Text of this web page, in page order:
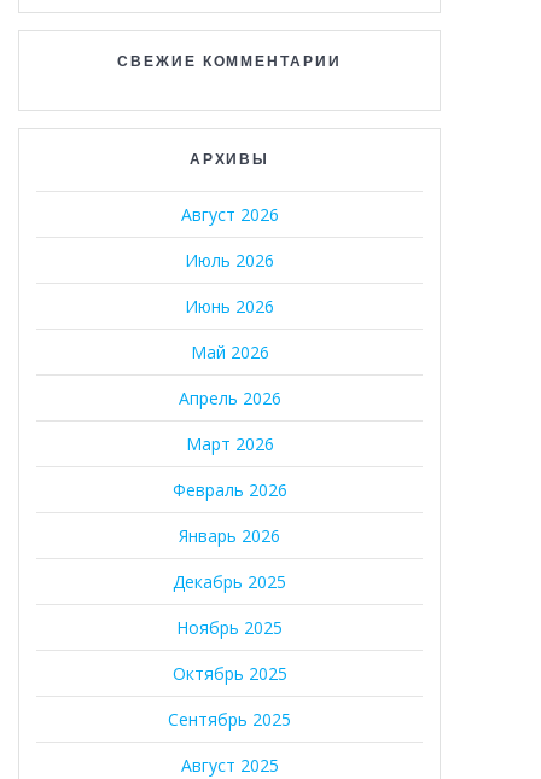
СВЕЖИЕ КОММЕНТАРИИ
АРХИВЫ
Август 2026
Июль 2026
Июнь 2026
Май 2026
Апрель 2026
Март 2026
Февраль 2026
Январь 2026
Декабрь 2025
Ноябрь 2025
Октябрь 2025
Сентябрь 2025
Август 2025